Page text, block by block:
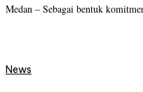
Medan – Sebagai bentuk
News